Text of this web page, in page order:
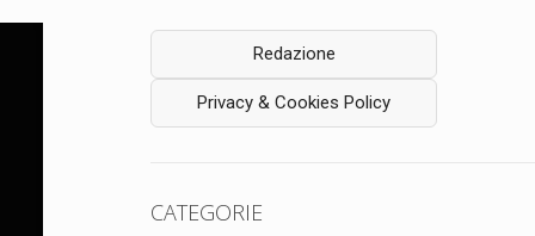
Redazione
Privacy & Cookies Policy
CATEGORIE